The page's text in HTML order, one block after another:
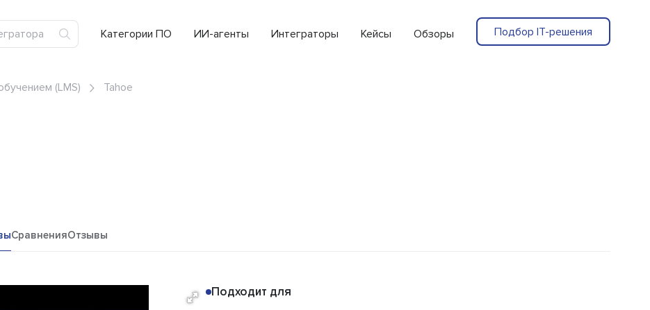
Категории ПО ИИ-агенты Интеграторы Кейсы Обзоры Подбор IT-решения
(LMS) Tahoe
СравненияОтзывы
Подходит для